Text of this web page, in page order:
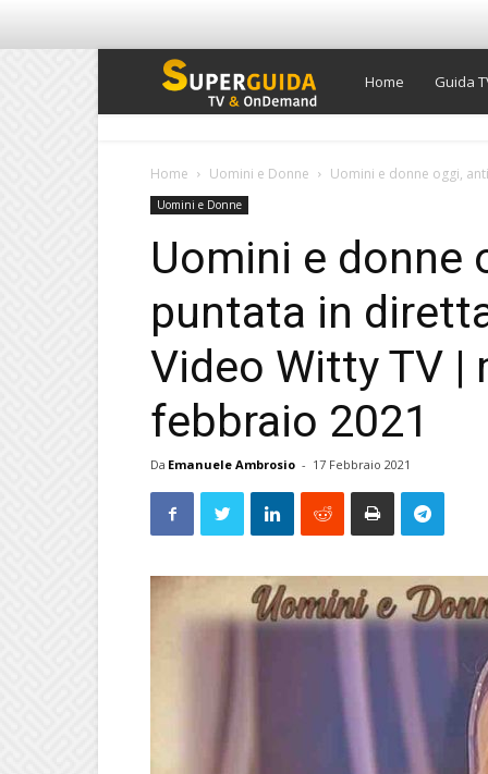
Super
Home Guida
Home Uomini e Donne Uomini e donne oggi,
Uomini e Donne
Uomini e donne
puntata in
Video Witty TV |
febbraio 2021
Da Emanuele Ambrosio - 17 Febbraio 2021